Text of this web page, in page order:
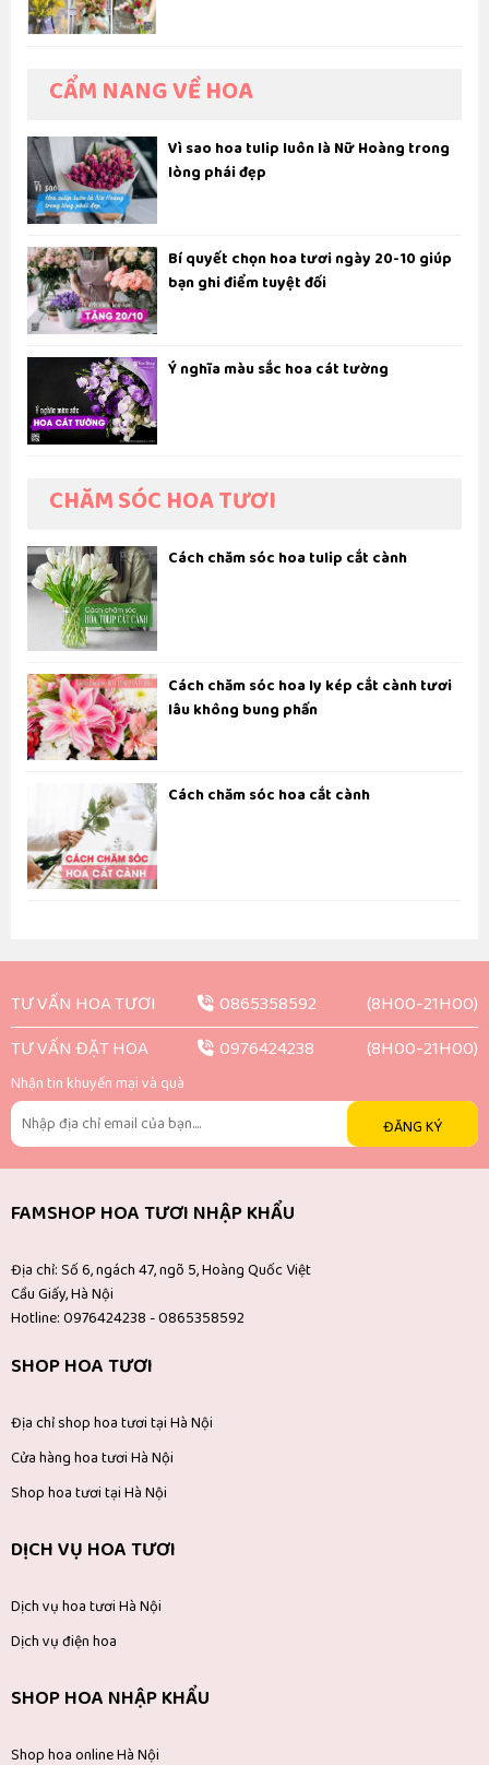
CẨM NANG VỀ HOA
Vì sao hoa tulip luôn là Nữ Hoàng trong
lòng phái đẹp
Bí quyết chọn hoa tươi ngày 20-10 giúp
bạn ghi điểm tuyệt đối
Ý nghĩa màu sắc hoa cát tường
CHĂM SÓC HOA TƯƠI
Cách chăm sóc hoa tulip cắt cành
Cách chăm sóc hoa ly kép cắt cành tươi
lâu không bung phấn
Cách chăm sóc hoa cắt cành
TƯ VẤN HOA TƯƠI 0865358592
(8H00-21H00)
TƯ VẤN ĐẶT HOA
0976424238 (8H00-21H00)
Nhận tin khuyến mại và quà
ĐĂNG KÝ
FAMSHOP HOA TƯƠI NHẬP KHẨU
Địa chỉ: Số 6, ngách 47, ngõ 5, Hoàng Quốc Việt
Cầu Giấy, Hà Nội
Hotline: 0976424238 - 0865358592
SHOP HOA TƯƠI
Địa chỉ shop hoa tươi tại Hà Nội
Cửa hàng hoa tươi Hà Nội
Shop hoa tươi tại Hà Nội
DỊCH VỤ HOA TƯƠI
Dịch vụ hoa tươi Hà Nội
Dịch vụ điện hoa
SHOP HOA NHẬP KHẨU
Shop hoa online Hà Nội